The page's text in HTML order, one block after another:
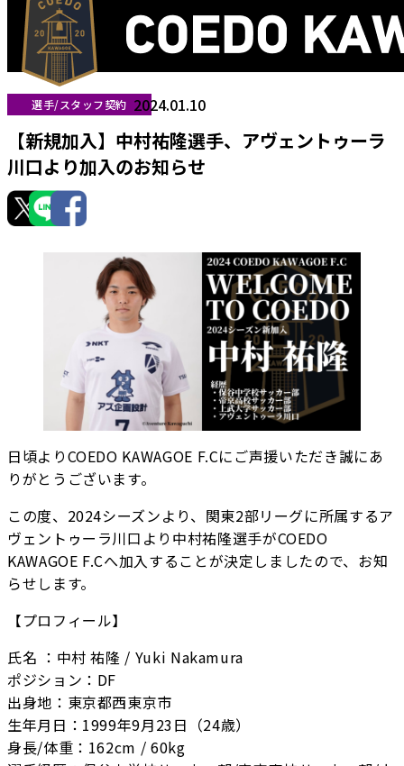
選手/スタッフ契約 2024.01.10
【新規加入】中村祐隆選手、アヴェントゥーラ
川口より加入のお知らせ
日頃よりCOEDO KAWAGOE F.Cにご声援いただき誠にあ
りがとうございます。
この度、2024シーズンより、関東2部リーグに所属するア
ヴェントゥーラ川口より中村祐隆選手がCOEDO
KAWAGOE F.Cへ加入することが決定しましたので、お知
らせします。
【プロフィール】
氏名 ：中村 祐隆 / Yuki Nakamura
ポジション：DF
出身地：東京都西東京市
生年月日：1999年9月23日（24歳）
身長/体重：162cm / 60kg